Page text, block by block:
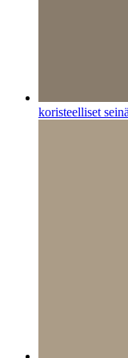
koristeelliset